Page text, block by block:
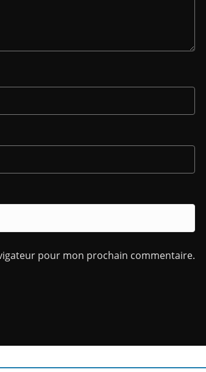
pour mon prochain commentaire.